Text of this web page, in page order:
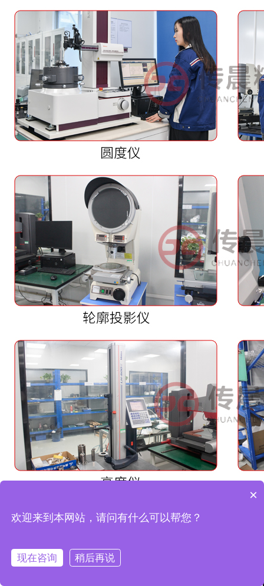
×
欢迎来到本网站，请问有什么可以帮您？
现在咨询 稍后再说